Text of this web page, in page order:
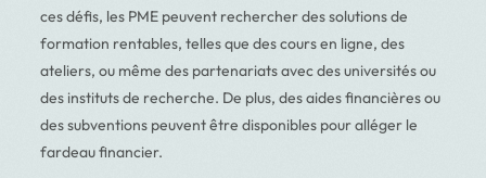
ces défis, les PME peuvent rechercher des solutions de
formation rentables, telles que des cours en ligne, des
ateliers, ou même des partenariats avec des universités ou
des instituts de recherche. De plus, des aides financières ou
des subventions peuvent être disponibles pour alléger le
fardeau financier.